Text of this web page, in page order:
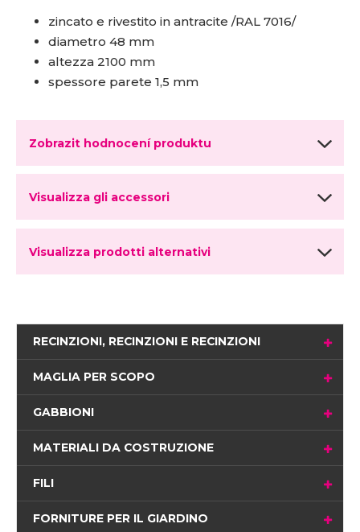
zincato e rivestito in antracite /RAL 7016/
diametro 48 mm
altezza 2100 mm
spessore parete 1,5 mm
Zobrazit hodnocení produktu
Visualizza gli accessori
Visualizza prodotti alternativi
RECINZIONI, RECINZIONI E RECINZIONI
MAGLIA PER SCOPO
GABBIONI
MATERIALI DA COSTRUZIONE
FILI
FORNITURE PER IL GIARDINO